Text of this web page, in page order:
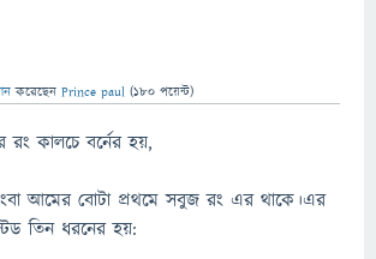
করেছেন Prince paul (180 পয়েন্ট)
কালচে বর্নের হয়,
আমের বোটা প্রথমে সবুজ রং এর থাকে।এর
তিন ধরনের হয়: